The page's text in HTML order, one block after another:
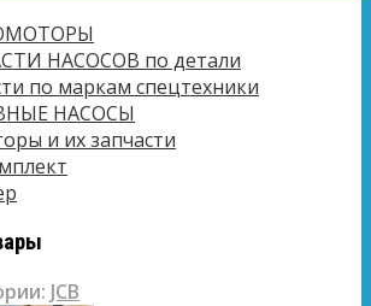
НАСОСОВ по детали
по маркам спецтехники
НАСОСЫ
и их запчасти
JCB